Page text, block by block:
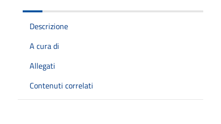
Descrizione
A cura di
Allegati
Contenuti correlati